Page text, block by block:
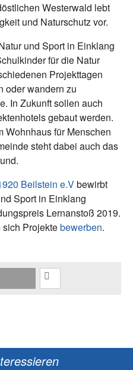
Westerwald lebt
und Naturschutz vor.
und Sport in Einklang
für die Natur
Projekttagen
oder wandern zu
In Zukunft sollen auch
gebaut werden.
Wohnhaus für Menschen
steht dabei auch das
Beilstein e.Vbewirbt
Sport in Einklang
Lernanstoß 2019.
Projektebewerben.